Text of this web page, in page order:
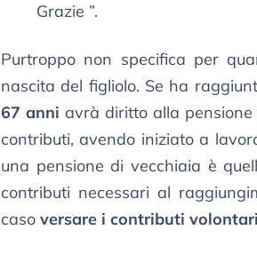
Grazie ”.
Purtroppo non specifica per
nascita del figliolo. Se ha
67 anni avrà diritto alla
contributi, avendo iniziato a
una pensione di vecchiaia è
contributi necessari al
caso versare i contributi volontari